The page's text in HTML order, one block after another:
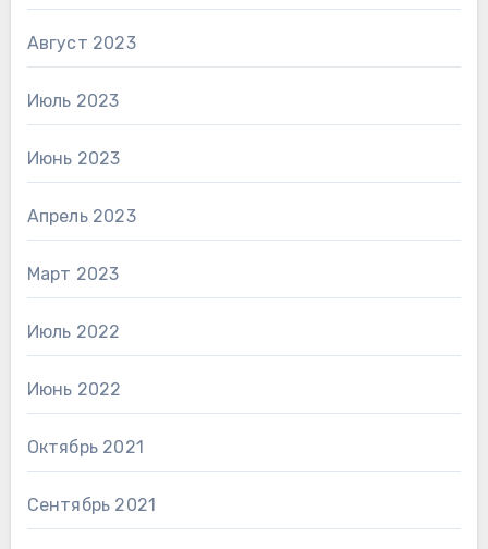
Август 2023
Июль 2023
Июнь 2023
Апрель 2023
Март 2023
Июль 2022
Июнь 2022
Октябрь 2021
Сентябрь 2021